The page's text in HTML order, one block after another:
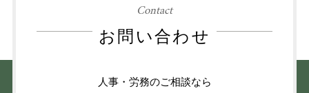
Contact
お問い合わせ
人事・労務のご相談なら